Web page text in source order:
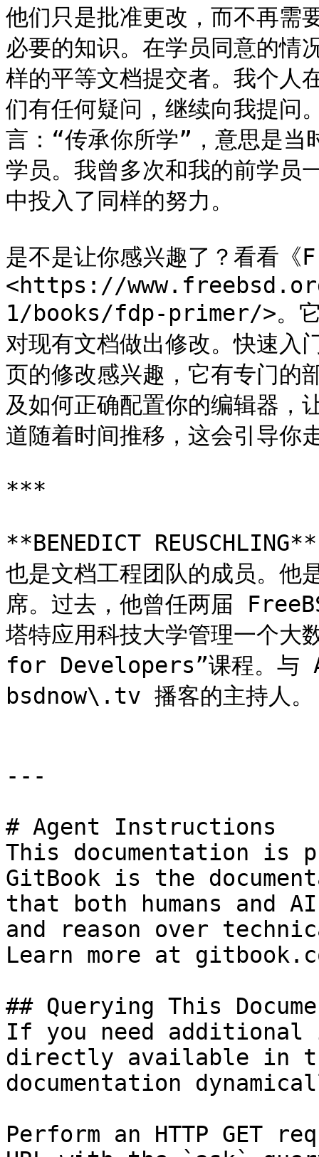
他们只是批准更改，而不再需
必要的知识。在学员同意的情
样的平等文档提交者。我个人
们有任何疑问，继续向我提问
言：“传承你所学”，意思是当
学员。我曾多次和我的前学员
中投入了同样的努力。
是不是让你感兴趣了？看看《
<https://
1/books/fdp-primer/>。它
对现有文档做出修改。快速入
页的修改感兴趣，它有专门的
及如何正确配置你的编辑器，
道随着时间推移，这会引导你
***
**BENEDICT
也是文档工程团队的成员。
席。过去，他曾任两届
塔特应用科技大学管理一个大
for Developers”课程。与
bsdnow\.tv 播客的主持人。
---
# Agent Instructions
This documentation is
GitBook is the
that both humans and
and reason over
Learn more at
## Querying This
If you need
directly available in
documentation
Perform an HTTP GET